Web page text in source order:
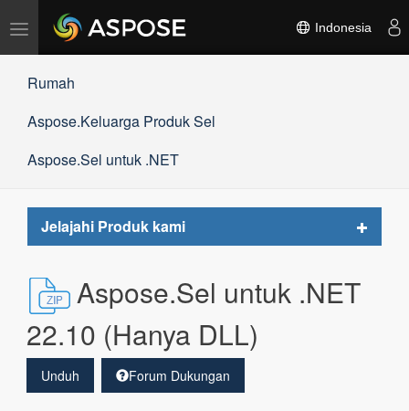
Alihkan
navigasi
Indonesia
Rumah
Aspose.Keluarga Produk Sel
Aspose.Sel untuk .NET
Jelajahi Produk kami
Toggle
Aspose.Sel untuk .NET
22.10 (Hanya DLL)
Unduh Forum Dukungan